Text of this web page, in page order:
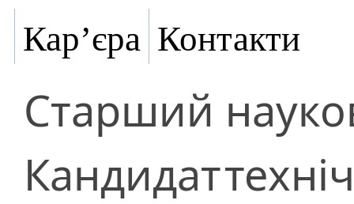
Кар’єра Контакти
Старший
Кандидат